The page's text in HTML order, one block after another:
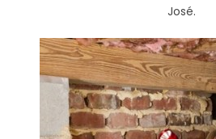
José.